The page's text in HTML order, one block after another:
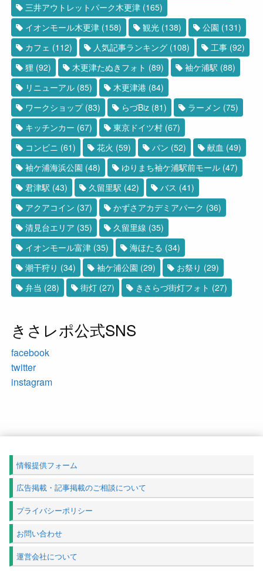
三井アウトレットパーク木更津 (165)
イオンモール木更津 (158) 観光 (138) 公園 (131)
カフェ (112) 人気記事ランキング (108) 工事 (92)
狸 (92) 木更津たぬきフォト (89) 袖ケ浦駅 (88)
リニューアル (85) 木更津港 (84)
ワークショップ(83) らづBiz (81) ラーメン (75)
キッチンカー (67) 東京ドイツ村 (67)
コンビニ (61) 花火 (59) パン (52) 献血 (49)
袖ケ浦海浜公園 (48) ゆりまち袖ケ浦駅前モール (47)
君津駅 (43) 久留里駅 (42) バス (41)
アクアコイン (37) かずさアカデミアパーク (36)
清見台エリア (35) 久留里線 (35)
イオンモール富津 (35) 海ほたる (34)
潮干狩り (34) 袖ケ浦公園 (29) お祭り (29)
弁当 (28) 街灯 (27) きさらづ街灯フォト (27)
きさレポ公式SNS
facebook
twitter
instagram
情報提供フォーム
広告掲載・記事掲載のご相談について
プライバシーポリシー
お問い合わせ
運営会社について